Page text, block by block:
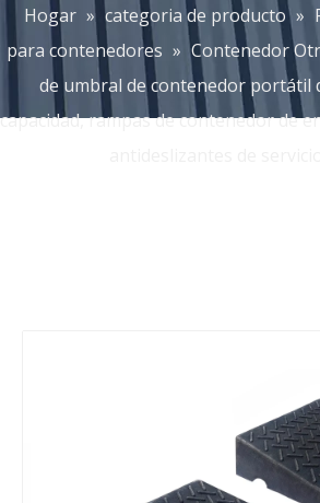
Hogar » categoria de producto »
para contenedores » Contenedor
de umbral de contenedor portátil
capacidad, rampas de contenedor de